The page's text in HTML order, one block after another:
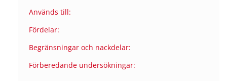
Används till:
Fördelar:
Begränsningar och nackdelar:
Förberedande undersökningar: